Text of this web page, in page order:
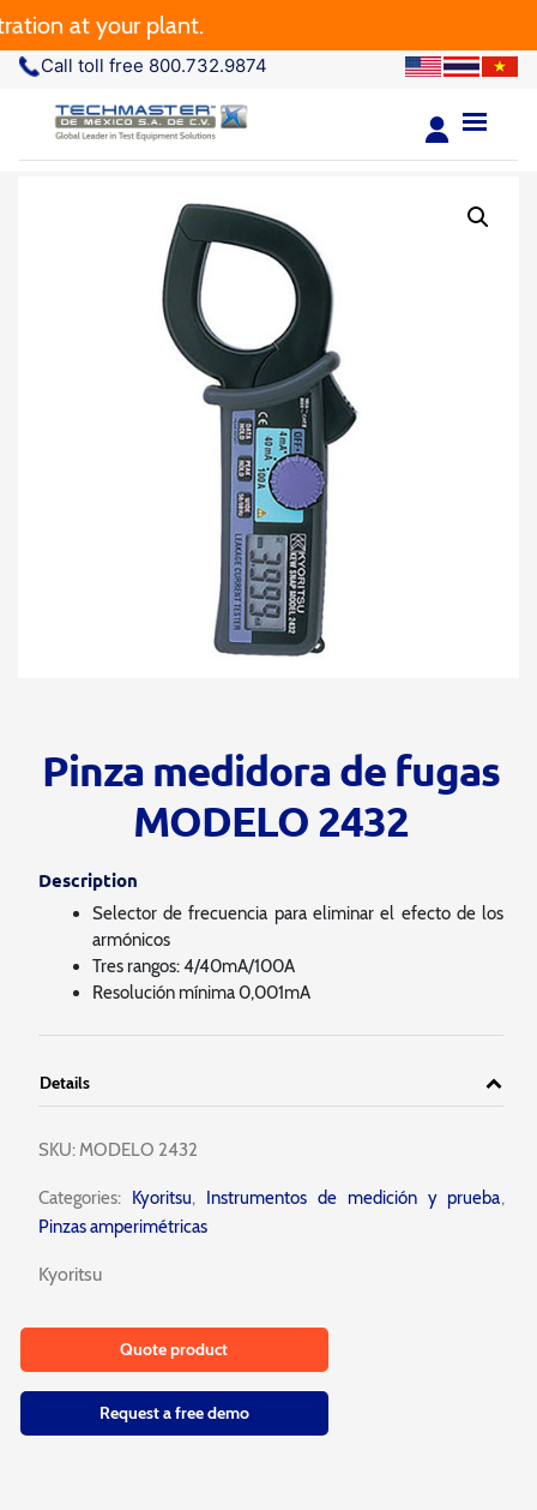
at your plant.
Call toll free 800.732.9874
Pinza medidora de fugas
MODELO 2432
Description
Selector de frecuencia para eliminar el efecto de los
armónicos
Tres rangos: 4/40mA/100A
Resolución mínima 0,001mA
Details
SKU:MODELO 2432
Categories:Kyoritsu, Instrumentos de medición y prueba,
Pinzas amperimétricas
Kyoritsu
Quote product
Request a free demo